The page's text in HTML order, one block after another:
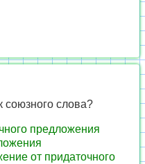
союзного слова?
предложения
от придаточного